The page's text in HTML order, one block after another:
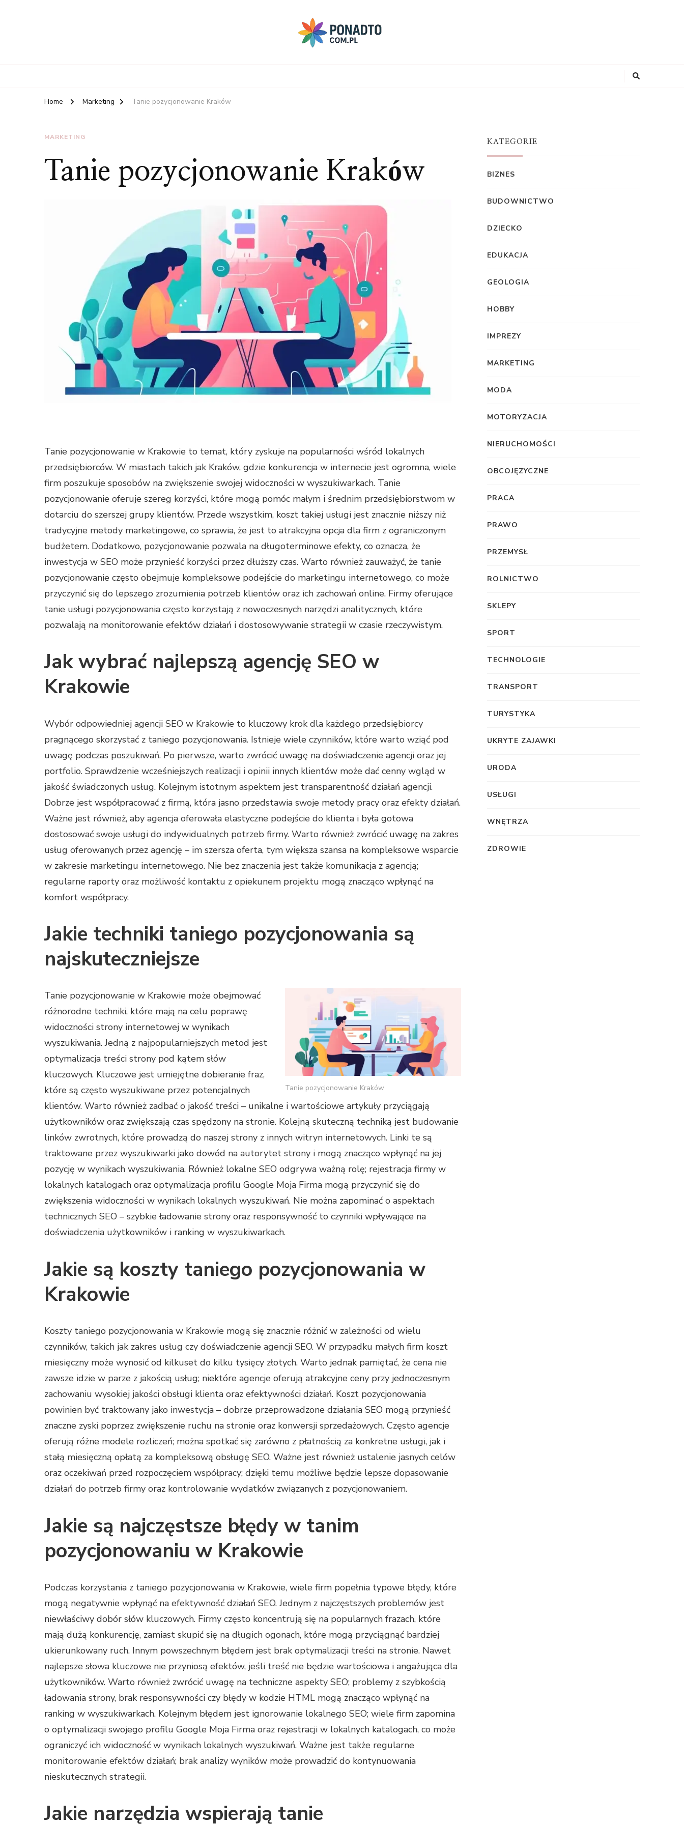
Home Marketing Tanie pozycjonowanie Kraków
MARKETING
Tanie pozycjonowanie Kraków
Tanie pozycjonowanie w Krakowie to temat, który zyskuje na popularności wśród lokalnych
przedsiębiorców. W miastach takich jak Kraków, gdzie konkurencja w internecie jest ogromna, wiele
firm poszukuje sposobów na zwiększenie swojej widoczności w wyszukiwarkach. Tanie
pozycjonowanie oferuje szereg korzyści, które mogą pomóc małym i średnim przedsiębiorstwom w
dotarciu do szerszej grupy klientów. Przede wszystkim, koszt takiej usługi jest znacznie niższy niż
tradycyjne metody marketingowe, co sprawia, że jest to atrakcyjna opcja dla firm z ograniczonym
budżetem. Dodatkowo, pozycjonowanie pozwala na długoterminowe efekty, co oznacza, że
inwestycja w SEO może przynieść korzyści przez dłuższy czas. Warto również zauważyć, że tanie
pozycjonowanie często obejmuje kompleksowe podejście do marketingu internetowego, co może
przyczynić się do lepszego zrozumienia potrzeb klientów oraz ich zachowań online. Firmy oferujące
tanie usługi pozycjonowania często korzystają z nowoczesnych narzędzi analitycznych, które
pozwalają na monitorowanie efektów działań i dostosowywanie strategii w czasie rzeczywistym.
Jak wybrać najlepszą agencję SEO w
Krakowie
Wybór odpowiedniej agencji SEO w Krakowie to kluczowy krok dla każdego przedsiębiorcy
pragnącego skorzystać z taniego pozycjonowania. Istnieje wiele czynników, które warto wziąć pod
uwagę podczas poszukiwań. Po pierwsze, warto zwrócić uwagę na doświadczenie agencji oraz jej
portfolio. Sprawdzenie wcześniejszych realizacji i opinii innych klientów może dać cenny wgląd w
jakość świadczonych usług. Kolejnym istotnym aspektem jest transparentność działań agencji.
Dobrze jest współpracować z firmą, która jasno przedstawia swoje metody pracy oraz efekty działań.
Ważne jest również, aby agencja oferowała elastyczne podejście do klienta i była gotowa
dostosować swoje usługi do indywidualnych potrzeb firmy. Warto również zwrócić uwagę na zakres
usług oferowanych przez agencję – im szersza oferta, tym większa szansa na kompleksowe wsparcie
w zakresie marketingu internetowego. Nie bez znaczenia jest także komunikacja z agencją;
regularne raporty oraz możliwość kontaktu z opiekunem projektu mogą znacząco wpłynąć na
komfort współpracy.
Jakie techniki taniego pozycjonowania są
najskuteczniejsze
Tanie pozycjonowanie Kraków
Tanie pozycjonowanie w Krakowie może obejmować
różnorodne techniki, które mają na celu poprawę
widoczności strony internetowej w wynikach
wyszukiwania. Jedną z najpopularniejszych metod jest
optymalizacja treści strony pod kątem słów
kluczowych. Kluczowe jest umiejętne dobieranie fraz,
które są często wyszukiwane przez potencjalnych
klientów. Warto również zadbać o jakość treści – unikalne i wartościowe artykuły przyciągają
użytkowników oraz zwiększają czas spędzony na stronie. Kolejną skuteczną techniką jest budowanie
linków zwrotnych, które prowadzą do naszej strony z innych witryn internetowych. Linki te są
traktowane przez wyszukiwarki jako dowód na autorytet strony i mogą znacząco wpłynąć na jej
pozycję w wynikach wyszukiwania. Również lokalne SEO odgrywa ważną rolę; rejestracja firmy w
lokalnych katalogach oraz optymalizacja profilu Google Moja Firma mogą przyczynić się do
zwiększenia widoczności w wynikach lokalnych wyszukiwań. Nie można zapominać o aspektach
technicznych SEO – szybkie ładowanie strony oraz responsywność to czynniki wpływające na
doświadczenia użytkowników i ranking w wyszukiwarkach.
Jakie są koszty taniego pozycjonowania w
Krakowie
Koszty taniego pozycjonowania w Krakowie mogą się znacznie różnić w zależności od wielu
czynników, takich jak zakres usług czy doświadczenie agencji SEO. W przypadku małych firm koszt
miesięczny może wynosić od kilkuset do kilku tysięcy złotych. Warto jednak pamiętać, że cena nie
zawsze idzie w parze z jakością usług; niektóre agencje oferują atrakcyjne ceny przy jednoczesnym
zachowaniu wysokiej jakości obsługi klienta oraz efektywności działań. Koszt pozycjonowania
powinien być traktowany jako inwestycja – dobrze przeprowadzone działania SEO mogą przynieść
znaczne zyski poprzez zwiększenie ruchu na stronie oraz konwersji sprzedażowych. Często agencje
oferują różne modele rozliczeń; można spotkać się zarówno z płatnością za konkretne usługi, jak i
stałą miesięczną opłatą za kompleksową obsługę SEO. Ważne jest również ustalenie jasnych celów
oraz oczekiwań przed rozpoczęciem współpracy; dzięki temu możliwe będzie lepsze dopasowanie
działań do potrzeb firmy oraz kontrolowanie wydatków związanych z pozycjonowaniem.
Jakie są najczęstsze błędy w tanim
pozycjonowaniu w Krakowie
Podczas korzystania z taniego pozycjonowania w Krakowie, wiele firm popełnia typowe błędy, które
mogą negatywnie wpłynąć na efektywność działań SEO. Jednym z najczęstszych problemów jest
niewłaściwy dobór słów kluczowych. Firmy często koncentrują się na popularnych frazach, które
mają dużą konkurencję, zamiast skupić się na długich ogonach, które mogą przyciągnąć bardziej
ukierunkowany ruch. Innym powszechnym błędem jest brak optymalizacji treści na stronie. Nawet
najlepsze słowa kluczowe nie przyniosą efektów, jeśli treść nie będzie wartościowa i angażująca dla
użytkowników. Warto również zwrócić uwagę na techniczne aspekty SEO; problemy z szybkością
ładowania strony, brak responsywności czy błędy w kodzie HTML mogą znacząco wpłynąć na
ranking w wyszukiwarkach. Kolejnym błędem jest ignorowanie lokalnego SEO; wiele firm zapomina
o optymalizacji swojego profilu Google Moja Firma oraz rejestracji w lokalnych katalogach, co może
ograniczyć ich widoczność w wynikach lokalnych wyszukiwań. Ważne jest także regularne
monitorowanie efektów działań; brak analizy wyników może prowadzić do kontynuowania
nieskutecznych strategii.
Jakie narzędzia wspierają tanie
KATEGORIE
BIZNES
BUDOWNICTWO
DZIECKO
EDUKACJA
GEOLOGIA
HOBBY
IMPREZY
MARKETING
MODA
MOTORYZACJA
NIERUCHOMOŚCI
OBCOJĘZYCZNE
PRACA
PRAWO
PRZEMYSŁ
ROLNICTWO
SKLEPY
SPORT
TECHNOLOGIE
TRANSPORT
TURYSTYKA
UKRYTE ZAJAWKI
URODA
USŁUGI
WNĘTRZA
ZDROWIE